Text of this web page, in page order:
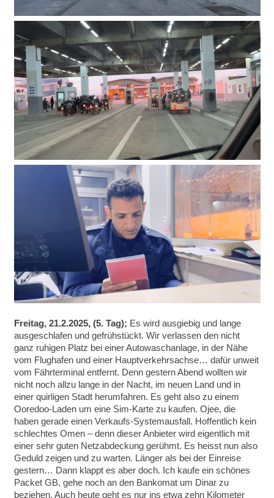
Freitag, 21.2.2025, (5. Tag); Es wird ausgiebig und lange
ausgeschlafen und gefrühstückt. Wir verlassen den nicht
ganz ruhigen Platz bei einer Autowaschanlage, in der Nähe
vom Flughafen und einer Hauptverkehrsachse… dafür unweit
vom Fährterminal entfernt. Denn gestern Abend wollten wir
nicht noch allzu lange in der Nacht, im neuen Land und in
einer quirligen Stadt herumfahren. Es geht also zu einem
Ooredoo-Laden um eine Sim-Karte zu kaufen. Ojee, die
haben gerade einen Verkaufs-Systemausfall. Hoffentlich kein
schlechtes Omen – denn dieser Anbieter wird eigentlich mit
einer sehr guten Netzabdeckung gerühmt. Es heisst nun also
Geduld zeigen und zu warten. Länger als bei der Einreise
gestern… Dann klappt es aber doch. Ich kaufe ein schönes
Packet GB, gehe noch an den Bankomat um Dinar zu
beziehen. Auch heute geht es nur ins etwa zehn Kilometer